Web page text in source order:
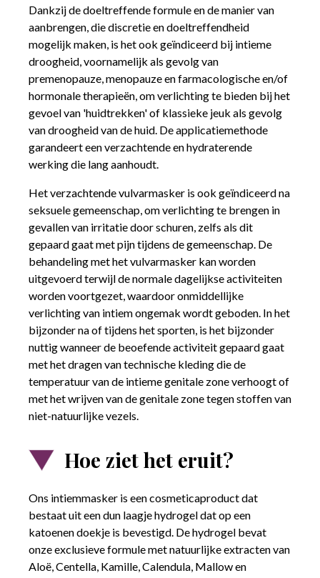
Dankzij de doeltreffende formule en de manier van
aanbrengen, die discretie en doeltreffendheid
mogelijk maken, is het ook geïndiceerd bij intieme
droogheid, voornamelijk als gevolg van
premenopauze, menopauze en farmacologische en/of
hormonale therapieën, om verlichting te bieden bij het
gevoel van 'huidtrekken' of klassieke jeuk als gevolg
van droogheid van de huid. De applicatiemethode
garandeert een verzachtende en hydraterende
werking die lang aanhoudt.
Het verzachtende vulvarmasker is ook geïndiceerd na
seksuele gemeenschap, om verlichting te brengen in
gevallen van irritatie door schuren, zelfs als dit
gepaard gaat met pijn tijdens de gemeenschap. De
behandeling met het vulvarmasker kan worden
uitgevoerd terwijl de normale dagelijkse activiteiten
worden voortgezet, waardoor onmiddellijke
verlichting van intiem ongemak wordt geboden. In het
bijzonder na of tijdens het sporten, is het bijzonder
nuttig wanneer de beoefende activiteit gepaard gaat
met het dragen van technische kleding die de
temperatuur van de intieme genitale zone verhoogt of
met het wrijven van de genitale zone tegen stoffen van
niet-natuurlijke vezels.
Hoe ziet het eruit?
Ons intiemmasker is een cosmeticaproduct dat
bestaat uit een dun laagje hydrogel dat op een
katoenen doekje is bevestigd. De hydrogel bevat
onze exclusieve formule met natuurlijke extracten van
Aloë, Centella, Kamille, Calendula, Mallow en